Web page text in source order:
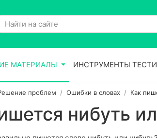
МАТЕРИАЛЫ ИНСТРУМЕНТЫ
проблем Ошибки в словах Как
нибуть